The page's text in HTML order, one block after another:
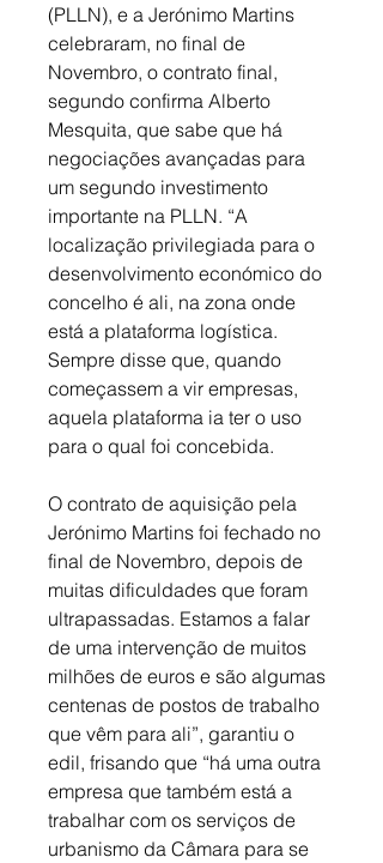
(PLLN), e a Jerónimo Martins
celebraram, no final de
Novembro, o contrato final,
segundo confirma Alberto
Mesquita, que sabe que há
negociações avançadas para
um segundo investimento
importante na PLLN. “A
localização privilegiada para o
desenvolvimento económico do
concelho é ali, na zona onde
está a plataforma logística.
Sempre disse que, quando
começassem a vir empresas,
aquela plataforma ia ter o uso
para o qual foi concebida.
O contrato de aquisição pela
Jerónimo Martins foi fechado no
final de Novembro, depois de
muitas dificuldades que foram
ultrapassadas. Estamos a falar
de uma intervenção de muitos
milhões de euros e são algumas
centenas de postos de trabalho
que vêm para ali”, garantiu o
edil, frisando que “há uma outra
empresa que também está a
trabalhar com os serviços de
urbanismo da Câmara para se